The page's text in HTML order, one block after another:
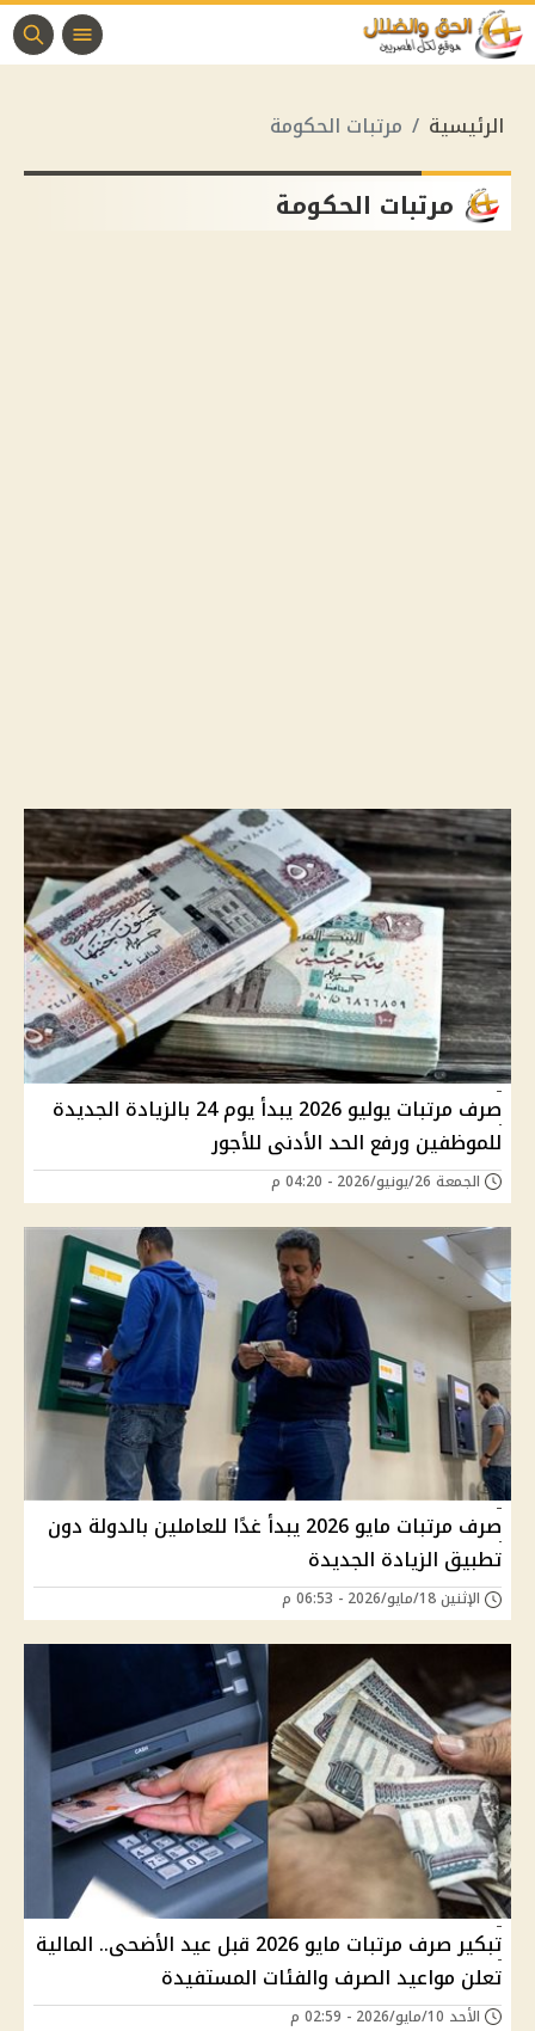
الرئيسية مرتبات الحكومة
مرتبات الحكومة
صرف مرتبات يوليو 2026 يبدأ يوم 24 بالزيادة الجديدة
للموظفين ورفع الحد الأدنى للأجور
الجمعة 26/يونيو/2026 - 04:20 م
صرف مرتبات مايو 2026 يبدأ غدًا للعاملين بالدولة دون
تطبيق الزيادة الجديدة
الإثنين 18/مايو/2026 - 06:53 م
تبكير صرف مرتبات مايو 2026 قبل عيد الأضحى.. المالية
تعلن مواعيد الصرف والفئات المستفيدة
الأحد 10/مايو/2026 - 02:59 م